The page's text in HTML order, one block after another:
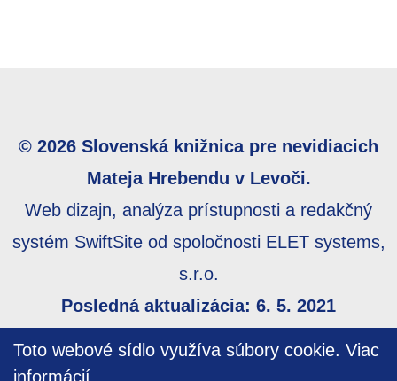
Toto webové sídlo využíva súbory cookie. Viac
informácií…
© 2026 Slovenská knižnica pre nevidiacich
Mateja Hrebendu v Levoči.
Web dizajn, analýza prístupnosti a redakčný
systém SwiftSite od spoločnosti ELET systems,
s.r.o.
Posledná aktualizácia: 6. 5. 2021
prístupnosti